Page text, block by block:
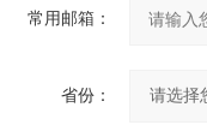
常用邮箱：
省份：